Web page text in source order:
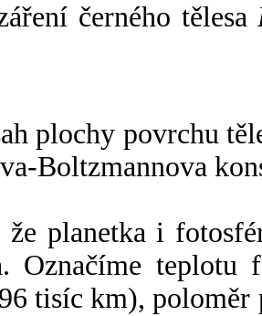
černého tělesa
plochy povrchu
Boltzmannova
že planetka i
Označíme
tisíc km),